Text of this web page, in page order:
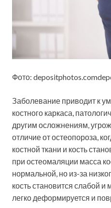
Фото:
Заболевание приводит к
костного каркаса,
другим осложнениям,
отличие от остеопороза,
костной ткани и кость
при остеомаляции масса
нормальной, но из-за
кость становится слабой и
легко деформируется и